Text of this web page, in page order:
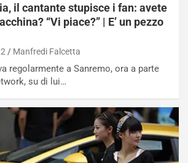
il cantante stupisce i fan: avete
“Vi piace?” | E’ un pezzo
Manfredi Falcetta
regolarmente a Sanremo, ora a parte
su di lui…